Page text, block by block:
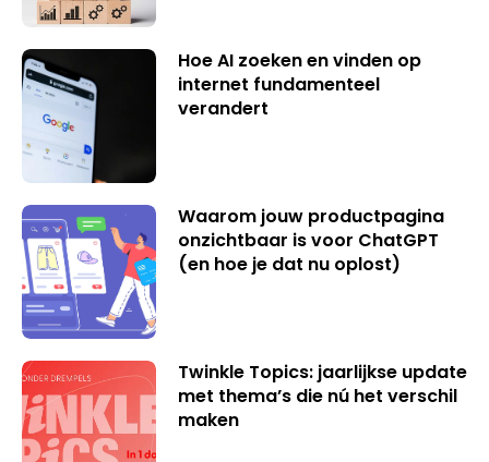
Hoe AI zoeken en vinden op
internet fundamenteel
verandert
Waarom jouw productpagina
onzichtbaar is voor ChatGPT
(en hoe je dat nu oplost)
Twinkle Topics: jaarlijkse update
met thema’s die nú het verschil
maken